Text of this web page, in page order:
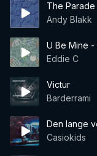
The
Andy Blakk
U Be Mine -
Eddie C
Victur
Barderrami
Den lange
Casiokids